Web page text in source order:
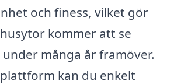
och finess, vilket gör
kommer att se
många år framöver.
kan du enkelt